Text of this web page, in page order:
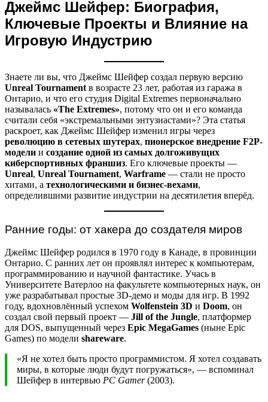
Джеймс Шейфер: Биография,
Ключевые Проекты и Влияние на
Игровую Индустрию
Знаете ли вы, что Джеймс Шейфер создал первую версию
Unreal Tournament в возрасте 23 лет, работая из гаража в
Онтарио, и что его студия Digital Extremes первоначально
называлась «The Extremes», потому что он и его команда
считали себя «экстремальными энтузиастами»? Эта статья
раскроет, как Джеймс Шейфер изменил игры через
революцию в сетевых шутерах, пионерское внедрение F2P-
модели и создание одной из самых долгоживущих
киберспортивных франшиз. Его ключевые проекты —
Unreal, Unreal Tournament, Warframe — стали не просто
хитами, а технологическими и бизнес-вехами,
определившими развитие индустрии на десятилетия вперёд.
Ранние годы: от хакера до создателя миров
Джеймс Шейфер родился в 1970 году в Канаде, в провинции
Онтарио. С ранних лет он проявлял интерес к компьютерам,
программированию и научной фантастике. Учась в
Университете Ватерлоо на факультете компьютерных наук, он
уже разрабатывал простые 3D-демо и моды для игр. В 1992
году, вдохновлённый успехом Wolfenstein 3D и Doom, он
создал свой первый проект — Jill of the Jungle, платформер
для DOS, выпущенный через Epic MegaGames (ныне Epic
Games) по модели shareware.
«Я не хотел быть просто программистом. Я хотел создавать
миры, в которые люди будут погружаться», — вспоминал
Шейфер в интервью PC Gamer(2003).